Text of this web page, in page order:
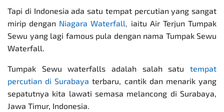
Tapi di Indonesia ada satu tempat percutian yang sangat
mirip dengan Niagara Waterfall, iaitu Air Terjun Tumpak
Sewu yang lagi famous pula dengan nama Tumpak Sewu
Waterfall.
Tumpak Sewu waterfalls adalah salah satu
tempat
percutian di Surabaya terbaru, cantik dan menarik yang
sepatutnya kita lawati semasa melancong di Surabaya,
Jawa Timur, Indonesia.